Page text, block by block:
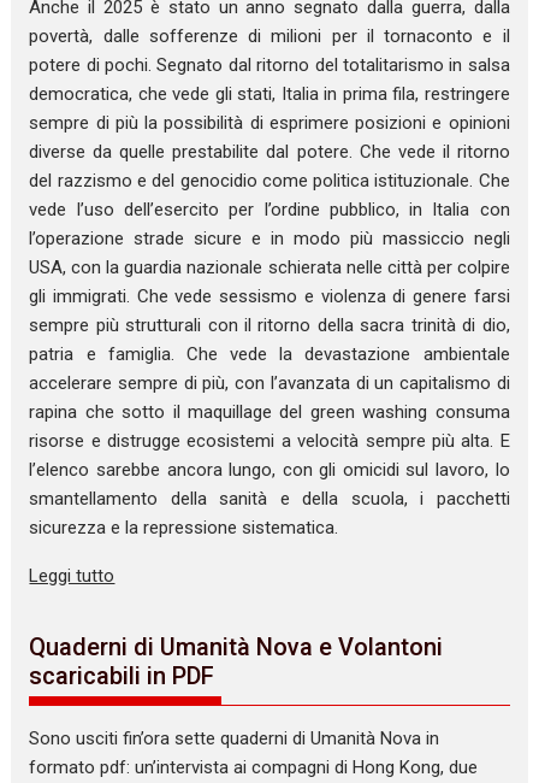
Anche il 2025 è stato un anno segnato dalla guerra, dalla
povertà, dalle sofferenze di milioni per il tornaconto e il
potere di pochi. Segnato dal ritorno del totalitarismo in salsa
democratica, che vede gli stati, Italia in prima fila, restringere
sempre di più la possibilità di esprimere posizioni e opinioni
diverse da quelle prestabilite dal potere. Che vede il ritorno
del razzismo e del genocidio come politica istituzionale. Che
vede l’uso dell’esercito per l’ordine pubblico, in Italia con
l’operazione strade sicure e in modo più massiccio negli
USA, con la guardia nazionale schierata nelle città per colpire
gli immigrati. Che vede sessismo e violenza di genere farsi
sempre più strutturali con il ritorno della sacra trinità di dio,
patria e famiglia. Che vede la devastazione ambientale
accelerare sempre di più, con l’avanzata di un capitalismo di
rapina che sotto il maquillage del green washing consuma
risorse e distrugge ecosistemi a velocità sempre più alta. E
l’elenco sarebbe ancora lungo, con gli omicidi sul lavoro, lo
smantellamento della sanità e della scuola, i pacchetti
sicurezza e la repressione sistematica.
Leggi tutto
Quaderni di Umanità Nova e Volantoni
scaricabili in PDF
Sono usciti fin’ora sette quaderni di Umanità Nova in
formato pdf: un’intervista ai compagni di Hong Kong, due